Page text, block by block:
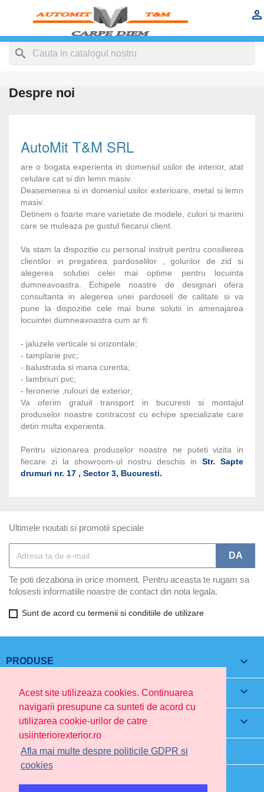
Acest site utilizeaza cookies. Continuarea
navigarii presupune ca sunteti de acord cu
utilizarea cookie-urilor de catre
usiinteriorexterior.ro
Afla mai multe despre politicile GDPR si
cookies

search
Despre noi
AutoMit T&M SRL
are o bogata experienta in domeniul usilor de interior, atat
celulare cat si din lemn masiv.
Deasemenea si in domeniul usilor exterioare, metal si lemn
masiv.
Detinem o foarte mare varietate de modele, culori si marimi
care se muleaza pe gustul fiecarui client.
Va stam la dispozitie cu personal instruit pentru consilierea
clientilor in pregatirea pardoselilor , golurilor de zid si
alegerea solutiei celei mai optime pentru locuinta
dumneavoastra. Echipele noastre de designari ofera
consultanta in alegerea unei pardoseli de calitate si va
pune la dispozitie cele mai bune solutii in amenajarea
locuintei dumneavoastra cum ar fi:
- jaluzele verticale si orizontale;
- tamplarie pvc;
- balustrada si mana curenta;
- lambriuri pvc;
- feronerie ,rulouri de exterior;
Va oferim gratuit transport in bucuresti si montajul
produselor noastre contracost cu echipe specializate care
detin multa experienta.
Pentru vizionarea produselor noastre ne puteti vizita in
fiecare zi la showroom-ul nostru deschis in Str. Sapte
drumuri nr. 17 , Sector 3, Bucuresti.
Ultimele noutati si promotii speciale
Te poti dezabona in orice moment. Pentru aceasta te rugam sa
folosesti informatiile noastre de contact din nota legala.
Sunt de acord cu termenii si conditiile de utilizare
PRODUSE 
FIRMA NOASTRA 
CONTUL TAU 
INFORMATIILE MAGAZINULUI